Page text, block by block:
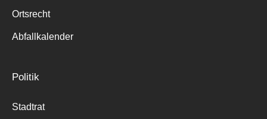
Ortsrecht
Abfallkalender
Politik
Stadtrat